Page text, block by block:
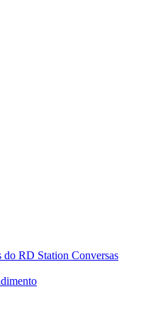
do RD Station Conversas